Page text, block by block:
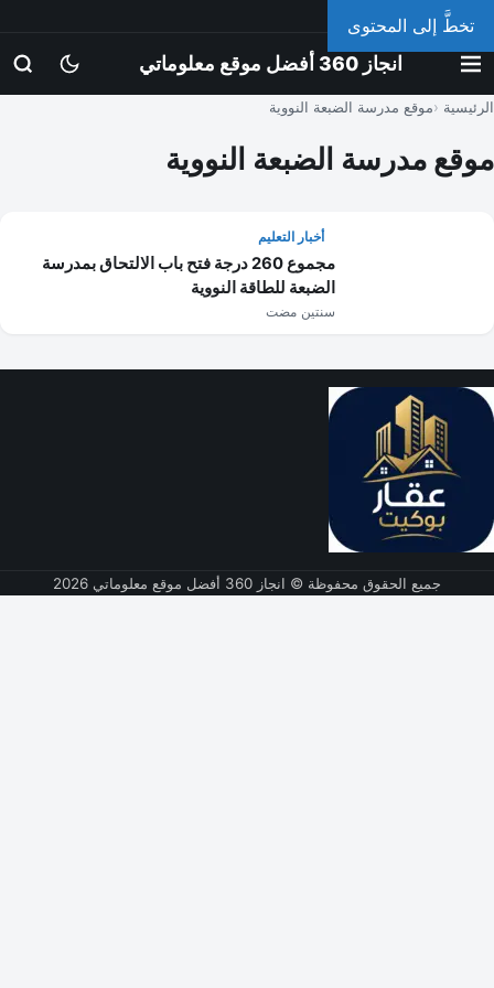
تخطَّ إلى المحتوى
الجمعة، 7 أغسطس 2026
انجاز 360 أفضل موقع معلوماتي
الرئيسية موقع مدرسة الضبعة النووية
موقع مدرسة الضبعة النووية
أخبار التعليم
مجموع 260 درجة فتح باب الالتحاق بمدرسة
الضبعة للطاقة النووية
سنتين مضت
جميع الحقوق محفوظة © انجاز 360 أفضل موقع معلوماتي 2026